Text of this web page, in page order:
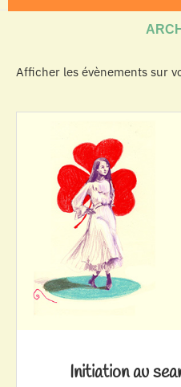
Afficher les évènements sur
Initiation au